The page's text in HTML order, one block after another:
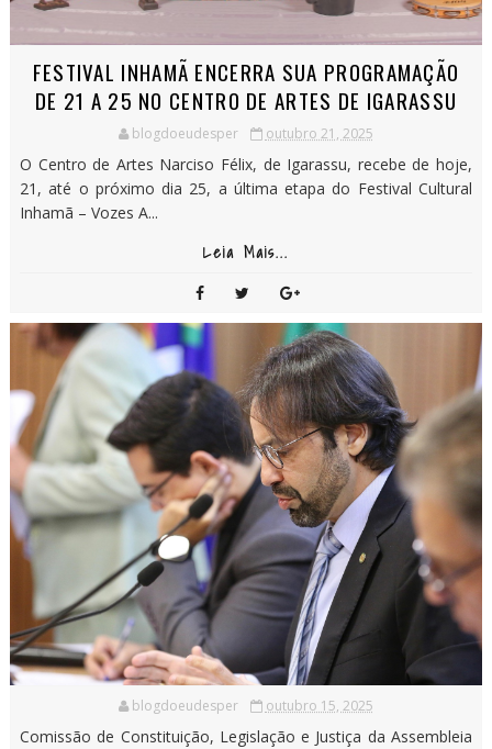
FESTIVAL INHAMÃ ENCERRA SUA PROGRAMAÇÃO
DE 21 A 25 NO CENTRO DE ARTES DE IGARASSU
blogdoeudesper outubro 21, 2025
O Centro de Artes Narciso Félix, de Igarassu, recebe de hoje,
21, até o próximo dia 25, a última etapa do Festival Cultural
Inhamã – Vozes A...
Leia Mais...
blogdoeudesper outubro 15, 2025
Comissão de Constituição, Legislação e Justiça da Assembleia